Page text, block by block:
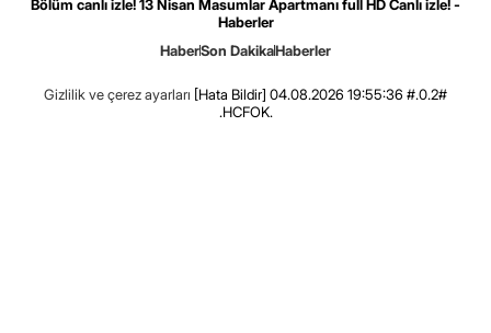
Bölüm canlı izle! 13 Nisan Masumlar Apartmanı full HD Canlı izle! -
Haberler
HaberSon DakikaHaberler
Gizlilik ve çerez ayarları [Hata Bildir] 04.08.2026 19:55:36 #.0.2#
.HCFOK.